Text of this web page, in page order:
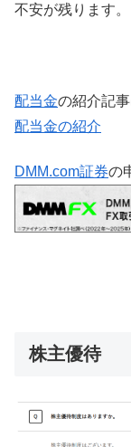
不安が残ります。
配当金の紹介記
配当金の紹介
DMM.com証券の
株主優待